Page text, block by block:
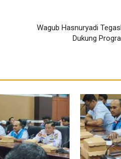
Wagub Hasnuryadi
Dukung